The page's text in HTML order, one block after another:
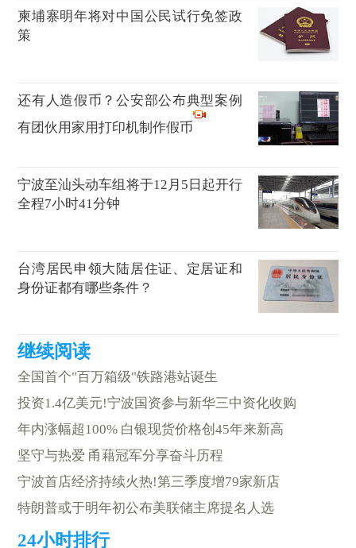
柬埔寨明年将对中国公民试行免签政
策
还有人造假币？公安部公布典型案例
有团伙用家用打印机制作假币
宁波至汕头动车组将于12月5日起开行
全程7小时41分钟
台湾居民申领大陆居住证、定居证和
身份证都有哪些条件？
全国首个"百万箱级"铁路港站诞生
投资1.4亿美元!宁波国资参与新华三中资化收购
年内涨幅超100% 白银现货价格创45年来新高
坚守与热爱 甬藉冠军分享奋斗历程
宁波首店经济持续火热!第三季度增79家新店
特朗普或于明年初公布美联储主席提名人选